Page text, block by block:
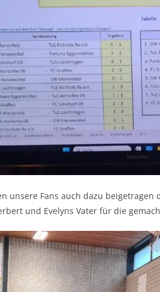
unsere Fans auch dazu
und Evelyns Vater für die